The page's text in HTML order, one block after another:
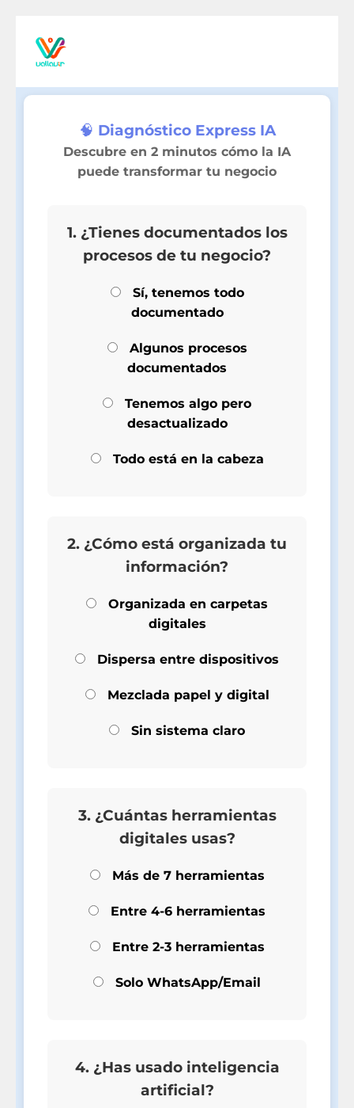
🧠 Diagnóstico Express IA
Descubre en 2 minutos cómo la IA
puede transformar tu negocio
1. ¿Tienes documentados los
procesos de tu negocio?
Sí, tenemos todo
documentado
Algunos procesos
documentados
Tenemos algo pero
desactualizado
Todo está en la cabeza
2. ¿Cómo está organizada tu
información?
Organizada en carpetas
digitales
Dispersa entre dispositivos
Mezclada papel y digital
Sin sistema claro
3. ¿Cuántas herramientas
digitales usas?
Más de 7 herramientas
Entre 4-6 herramientas
Entre 2-3 herramientas
Solo WhatsApp/Email
4. ¿Has usado inteligencia
artificial?